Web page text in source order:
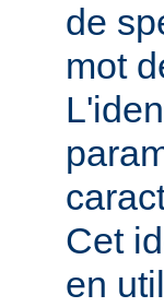
de
mot
Cet
en